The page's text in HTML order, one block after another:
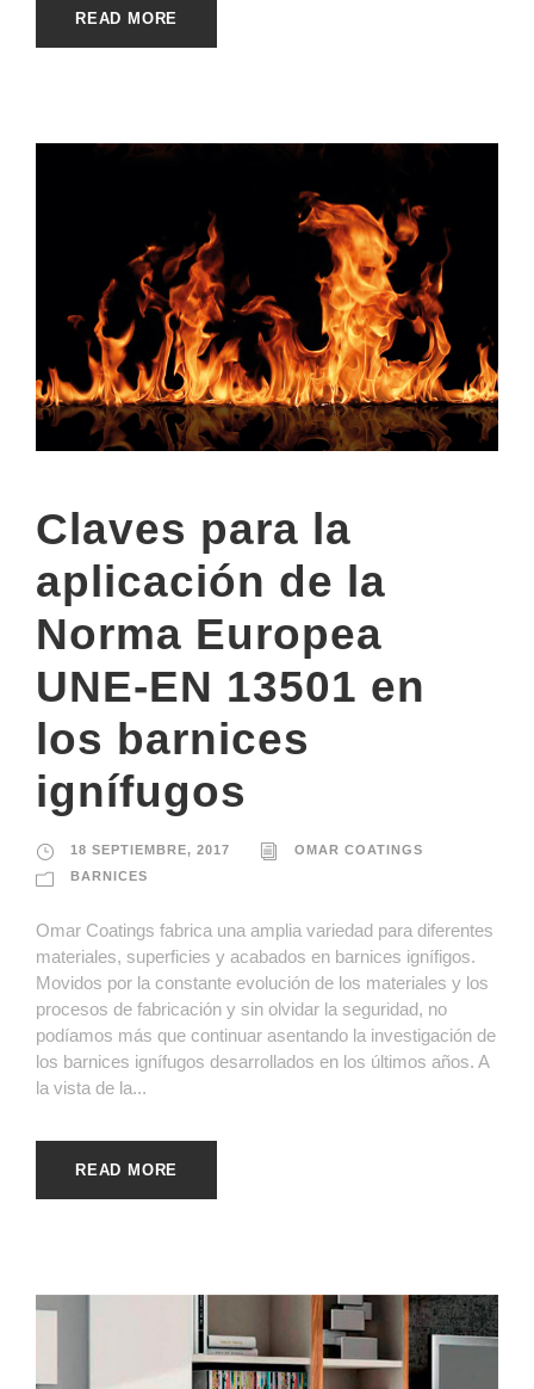
READ MORE
Claves para la
aplicación de la
Norma Europea
UNE-EN 13501 en
los barnices
ignífugos
18 SEPTIEMBRE, 2017
OMAR COATINGS
BARNICES
Omar Coatings fabrica una amplia variedad para diferentes
materiales, superficies y acabados en barnices ignífigos.
Movidos por la constante evolución de los materiales y los
procesos de fabricación y sin olvidar la seguridad, no
podíamos más que continuar asentando la investigación de
los barnices ignífugos desarrollados en los últimos años. A
la vista de la...
READ MORE